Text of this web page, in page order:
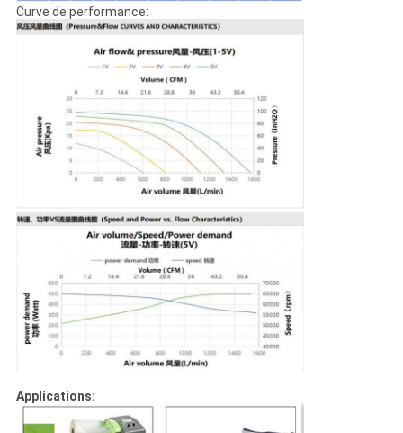
Curve de performance:
Applications: